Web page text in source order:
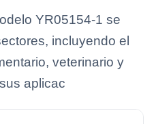
YR05154-1 se
incluyendo el
veterinario y
aplicac